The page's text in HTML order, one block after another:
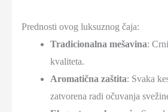
Prednosti ovog luksuznog čaja:
Tradicionalna mešavina:
kvaliteta.
Aromatična zaštita: Svaka
zatvorena radi očuvanja